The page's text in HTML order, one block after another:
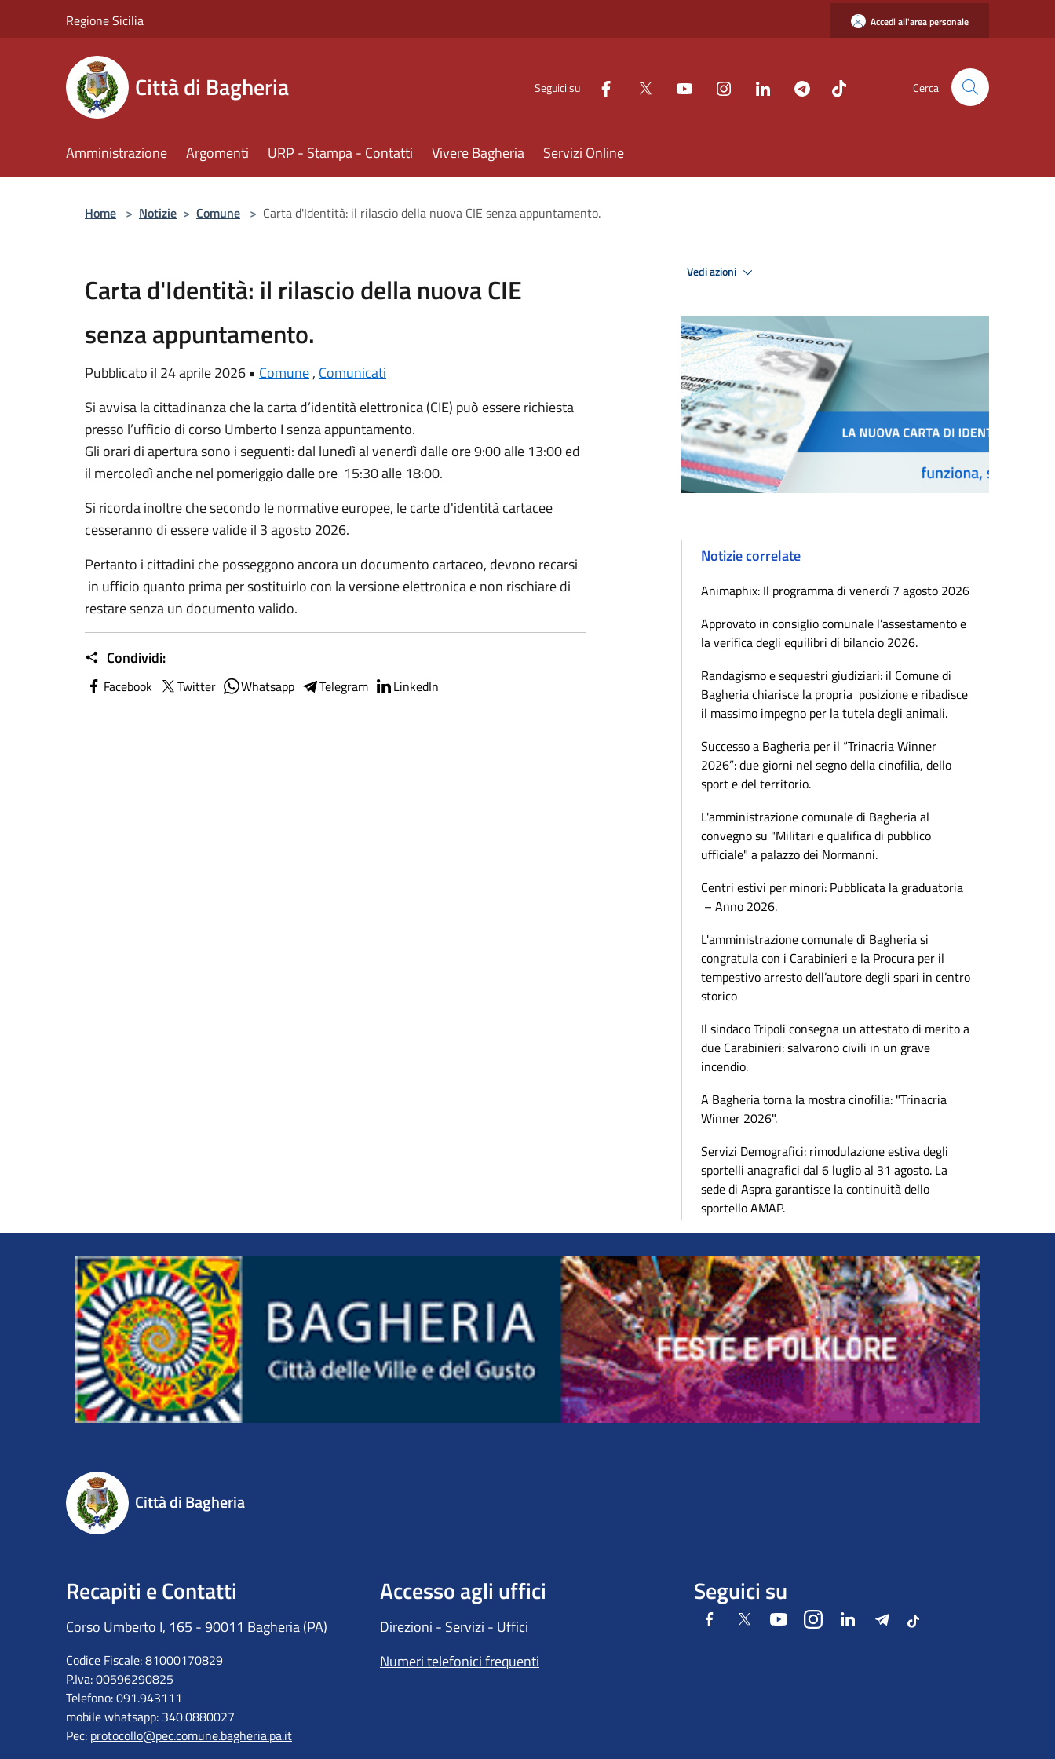
Regione Sicilia Accedi all'area personale
Città di Bagheria Seguici su Cerca
Amministrazione Argomenti URP - Stampa - Contatti Vivere Bagheria Servizi Online
Home > Notizie > Comune > Carta d'Identità: il rilascio della nuova CIE senza appuntamento.
Carta d'Identità: il rilascio della nuova CIE
senza appuntamento.
Pubblicato il 24 aprile 2026 • Comune, Comunicati
Si avvisa la cittadinanza che la carta d’identità elettronica (CIE) può essere richiesta
presso l’ufficio di corso Umberto I senza appuntamento.
Gli orari di apertura sono i seguenti: dal lunedì al venerdì dalle ore 9:00 alle 13:00 ed
il mercoledì anche nel pomeriggio dalle ore 15:30 alle 18:00.
Si ricorda inoltre che secondo le normative europee, le carte d'identità cartacee
cesseranno di essere valide il 3 agosto 2026.
Pertanto i cittadini che posseggono ancora un documento cartaceo, devono recarsi
in ufficio quanto prima per sostituirlo con la versione elettronica e non rischiare di
restare senza un documento valido.
Condividi:
Facebook Twitter Whatsapp Telegram LinkedIn
Vedi azioni
Notizie correlate
Animaphix: Il programma di venerdì 7 agosto 2026
Approvato in consiglio comunale l’assestamento e
la verifica degli equilibri di bilancio 2026.
Randagismo e sequestri giudiziari: il Comune di
Bagheria chiarisce la propria posizione e ribadisce
il massimo impegno per la tutela degli animali.
Successo a Bagheria per il “Trinacria Winner
2026”: due giorni nel segno della cinofilia, dello
sport e del territorio.
L'amministrazione comunale di Bagheria al
convegno su "Militari e qualifica di pubblico
ufficiale" a palazzo dei Normanni.
Centri estivi per minori: Pubblicata la graduatoria
– Anno 2026.
L'amministrazione comunale di Bagheria si
congratula con i Carabinieri e la Procura per il
tempestivo arresto dell’autore degli spari in centro
storico
Il sindaco Tripoli consegna un attestato di merito a
due Carabinieri: salvarono civili in un grave
incendio.
A Bagheria torna la mostra cinofilia: "Trinacria
Winner 2026".
Servizi Demografici: rimodulazione estiva degli
sportelli anagrafici dal 6 luglio al 31 agosto. La
sede di Aspra garantisce la continuità dello
sportello AMAP.
Città di Bagheria
Recapiti e Contatti
Corso Umberto I, 165 - 90011 Bagheria (PA)
Codice Fiscale: 81000170829
P.Iva: 00596290825
Telefono: 091.943111
mobile whatsapp: 340.0880027
Pec: protocollo@pec.comune.bagheria.pa.it
Accesso agli uffici
Direzioni - Servizi - Uffici
Numeri telefonici frequenti
Seguici su
FacebookTwitter YoutubeInstagramLinkedIn Telegram
Tiktok